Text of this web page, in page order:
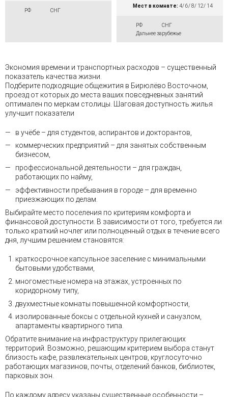
РФ СНГ
Мест в комнате: 4/ 6/ 8/ 12/ 14
РФ
СНГ
Дальнее зарубежье
Экономия времени и транспортных расходов – существенный
показатель качества жизни.
Подберите подходящие общежития в Бирюлёво Восточном,
проезд от которых до места ваших повседневных занятий
оптимален по меркам столицы. Шаговая доступность жилья
улучшит показатели
в учёбе – для студентов, аспирантов и докторантов,
коммерческих предприятий – для занятых собственным
бизнесом,
профессиональной деятельности – для граждан,
работающих по найму,
эффективности пребывания в городе – для временно
приезжающих по делам.
Выбирайте место поселения по критериям комфорта и
финансовой доступности. В зависимости от того, требуется ли
только краткий ночлег или полноценный отдых в течение всего
дня, лучшим решением становятся:
краткосрочное капсульное заселение с минимальными
бытовыми удобствами,
многоместные номера на этажах, устроенных по
коридорному типу,
двухместные комнаты повышенной комфортности,
изолированные боксы с отдельной кухней и санузлом,
апартаменты квартирного типа.
Обратите внимание на инфраструктуру прилегающих
территорий. Возможно, решающим критерием выбора станут
близость кафе, развлекательных центров, круглосуточно
работающих магазинов, почты, отделений банков, библиотек,
парковых зон.
По каждому адресу указаны существенные особенности –